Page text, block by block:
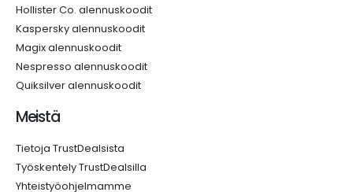
Hollister Co. alennuskoodit
Kaspersky alennuskoodit
Magix alennuskoodit
Nespresso alennuskoodit
Quiksilver alennuskoodit
Meistä
Tietoja TrustDealsista
Työskentely TrustDealsilla
Yhteistyöohjelmamme